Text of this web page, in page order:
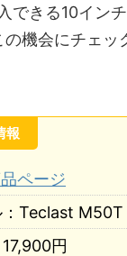
できる10イン
の機会にチェッ
報
ページ
：Teclast M50T
円